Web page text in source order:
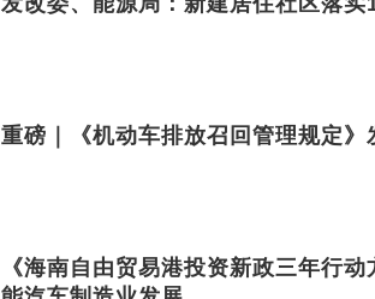
重磅｜《机动车排放召回管理规定》
《海南自由贸易港投资新政三年行